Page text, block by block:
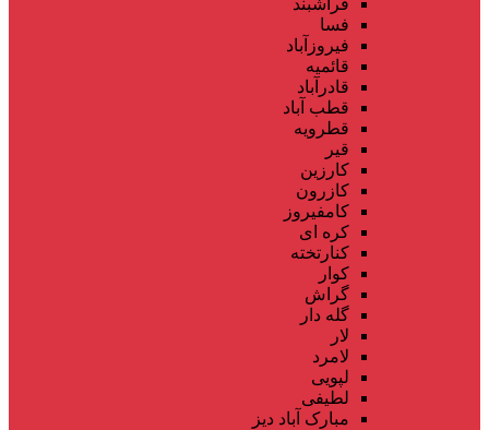
فسا
فیروزآباد
قائمیه
قادرآباد
قطب آباد
قطرویه
قیر
کارزین
کازرون
کامفیروز
کره ای
کنارتخته
کوار
گراش
گله دار
لار
لامرد
لپویی
لطیفی
مبارک آباد دیز